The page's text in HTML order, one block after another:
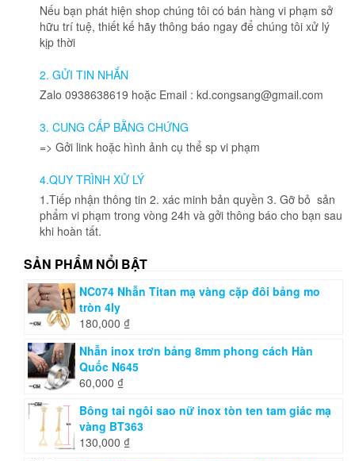
Nếu bạn phát hiện shop chúng tôi có bán hàng vi phạm sở
hữu trí tuệ, thiết kế hãy thông báo ngay để chúng tôi xử lý
kịp thời
2. GỬI TIN NHẮN
Zalo 0938638619 hoặc Email : kd.congsang@gmail.com
3. CUNG CẤP BẰNG CHỨNG
=> Gởi link hoặc hình ảnh cụ thể sp vi phạm
4.QUY TRÌNH XỬ LÝ
1.Tiếp nhận thông tin 2. xác minh bản quyền 3. Gỡ bỏ sản
phẩm vi phạm trong vòng 24h và gởi thông báo cho bạn sau
khi hoàn tất.
SẢN PHẨM NỔI BẬT
NC074 Nhẫn Titan mạ vàng cặp đôi bảng mo
tròn 4ly
180,000 ₫
Nhẫn inox trơn bảng 8mm phong cách Hàn
Quốc N645
60,000 ₫
Bông tai ngôi sao nữ inox tòn ten tam giác mạ
vàng BT363
130,000 ₫